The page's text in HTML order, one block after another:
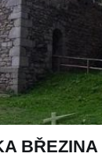
BŘEZINA